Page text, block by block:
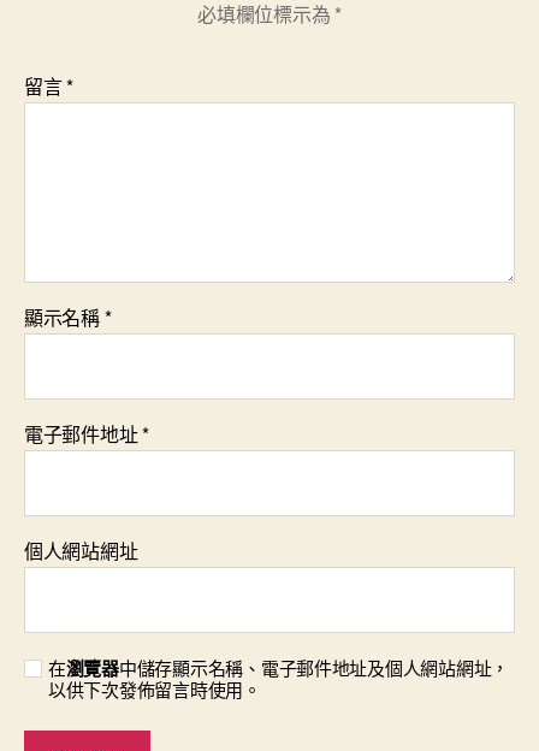
必填欄位標示為 *
留言*
顯示名稱*
電子郵件地址*
個人網站網址
在瀏覽器中儲存顯示名稱、電子郵件地址及個人網站網址，
以供下次發佈留言時使用。